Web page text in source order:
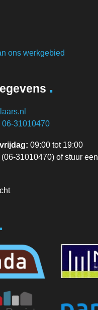
ons werkgebied
.
06-31010470
09:00 tot 19:00
(06-31010470) of stuur een
.